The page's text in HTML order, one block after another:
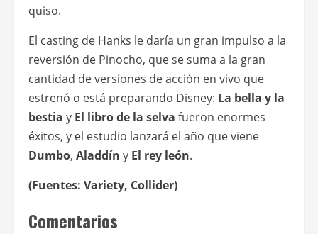
quiso.
El casting de Hanks le daría un gran impulso a la
reversión de Pinocho, que se suma a la gran
cantidad de versiones de acción en vivo que
estrenó o está preparando Disney: La bella y la
bestia y El libro de la selva fueron enormes
éxitos, y el estudio lanzará el año que viene
Dumbo, Aladdín y El rey león.
(Fuentes: Variety, Collider)
Comentarios